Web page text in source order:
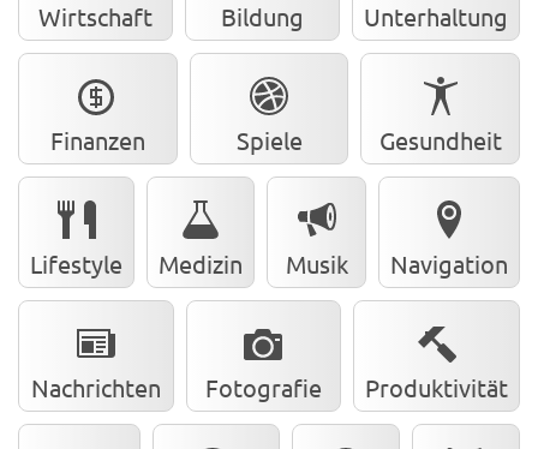
Wirtschaft Bildung Unterhaltung
Finanzen Spiele Gesundheit
Lifestyle Medizin Musik Navigation
Nachrichten Fotografie Produktivität